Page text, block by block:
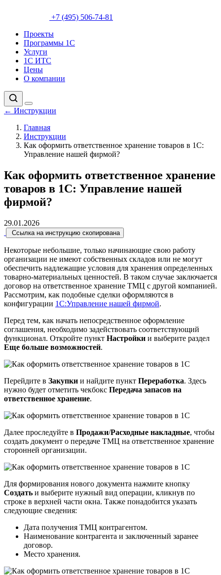
+7 (495) 506-74-81
Проекты
Программы 1С
Услуги
1С ИТС
Цены
О компании
← Инструкции
Главная
Инструкции
Как оформить ответственное хранение товаров в 1С:
Управление нашей фирмой?
Как оформить ответственное хранение
товаров в 1С: Управление нашей
фирмой?
29.01.2026
Ссылка на инструкцию скопирована
Некоторые небольшие, только начинающие свою работу
организации не имеют собственных складов или не могут
обеспечить надлежащие условия для хранения определенных
товарно-материальных ценностей. В таком случае заключается
договор на ответственное хранение ТМЦ с другой компанией.
Рассмотрим, как подобные сделки оформляются в
конфигурации 1С:Управление нашей фирмой.
Перед тем, как начать непосредственное оформление
соглашения, необходимо задействовать соответствующий
функционал. Откройте пункт Настройки и выберите раздел
Еще больше возможностей.
Перейдите в Закупки и найдите пункт Переработка. Здесь
нужно будет отметить чекбокс Передача запасов на
ответственное хранение.
Далее проследуйте в Продажи/Расходные накладные, чтобы
создать документ о передаче ТМЦ на ответственное хранение
сторонней организации.
Для формирования нового документа нажмите кнопку
Создать и выберите нужный вид операции, кликнув по
строке в верхней части окна. Также понадобится указать
следующие сведения:
Дата получения ТМЦ контрагентом.
Наименование контрагента и заключенный заранее
договор.
Место хранения.